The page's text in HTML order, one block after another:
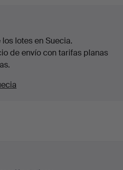
lotes en Suecia.
de envío con tarifas planas